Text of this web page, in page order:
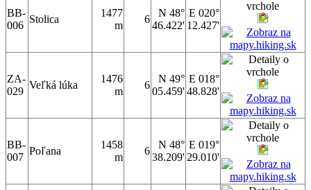
BB-
006
Stolica
1477
m
6
N 48°
46.422'
E 020°
12.427'
ZA-
029
Veľká lúka
1476
m
6
N 49°
05.459'
E 018°
48.828'
BB-
007
Poľana
1458
m
6
N 48°
38.209'
E 019°
29.010'